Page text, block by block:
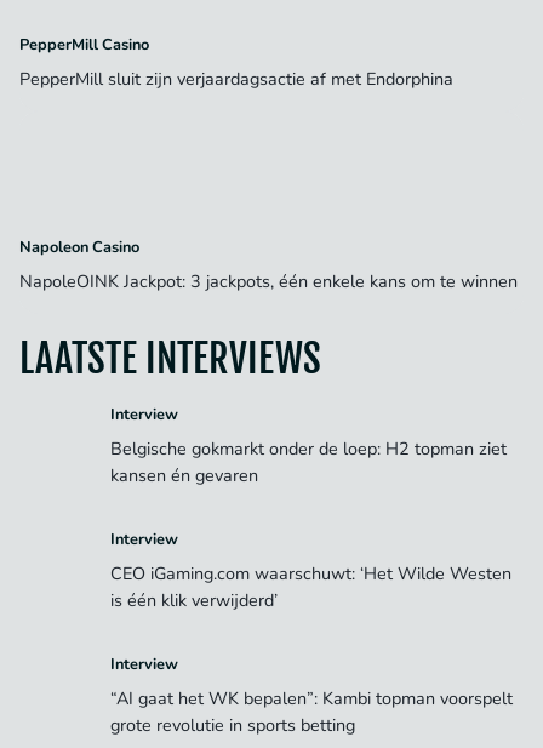
PepperMill Casino
PepperMill sluit zijn verjaardagsactie af met Endorphina
Napoleon Casino
NapoleOINK Jackpot: 3 jackpots, één enkele kans om te winnen
LAATSTE INTERVIEWS
Interview
Belgische gokmarkt onder de loep: H2 topman ziet
kansen én gevaren
Interview
CEO iGaming.com waarschuwt: ‘Het Wilde Westen
is één klik verwijderd’
Interview
“AI gaat het WK bepalen”: Kambi topman voorspelt
grote revolutie in sports betting